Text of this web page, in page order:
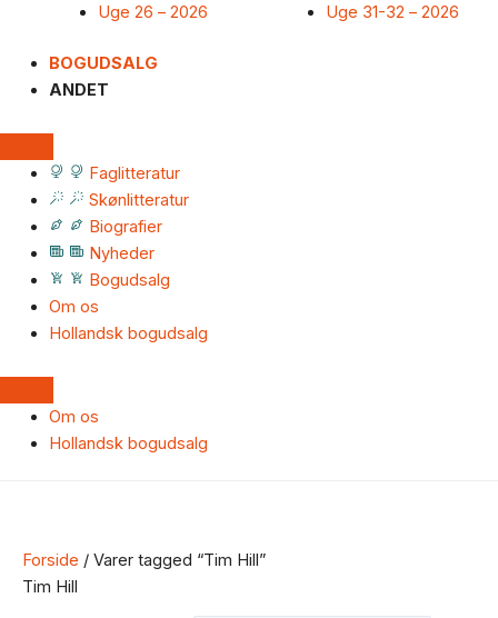
Uge 26 – 2026
Uge 31-32 – 2026
BOGUDSALG
ANDET
Faglitteratur
Skønlitteratur
Biografier
Nyheder
Bogudsalg
Om os
Hollandsk bogudsalg
Om os
Hollandsk bogudsalg
Forside / Varer tagged “Tim Hill”
Tim Hill